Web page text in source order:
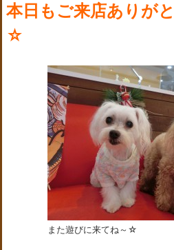
本日もご来店ありが
☆
また遊びに来てね～☆